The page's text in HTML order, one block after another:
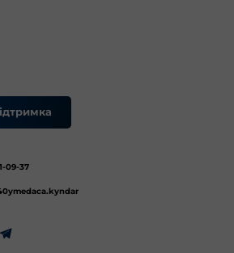
09-37